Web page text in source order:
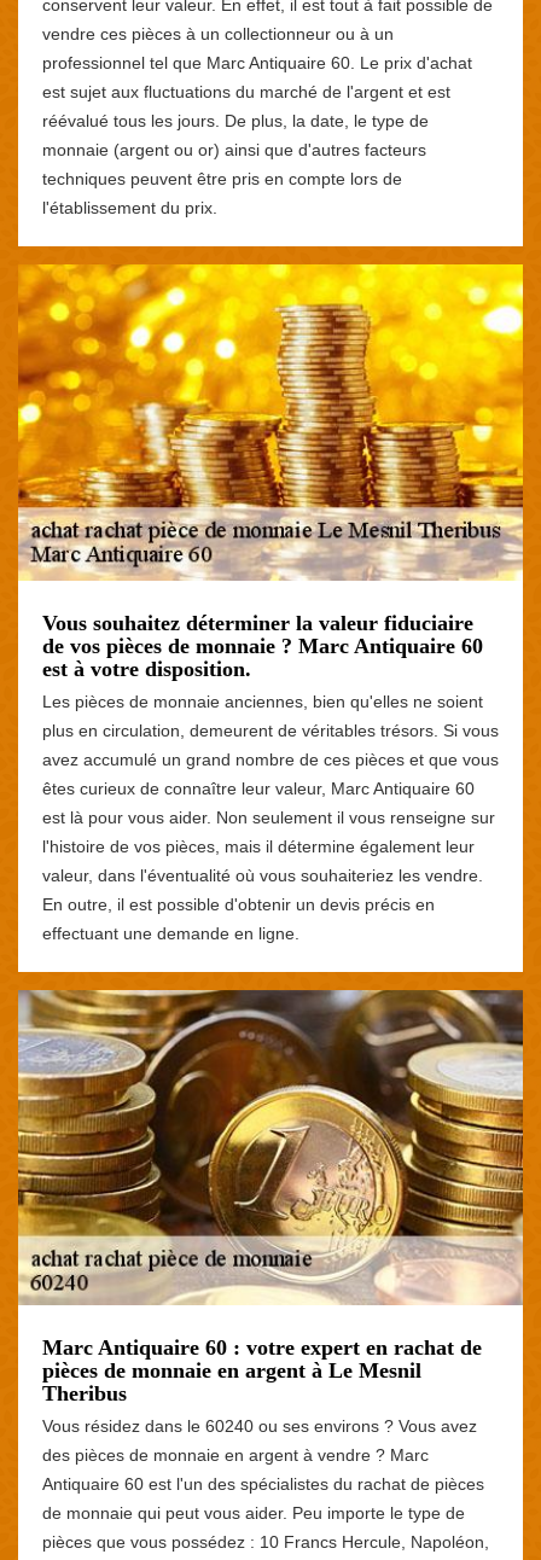
conservent leur valeur. En effet, il est tout à fait possible de
vendre ces pièces à un collectionneur ou à un
professionnel tel que Marc Antiquaire 60. Le prix d'achat
est sujet aux fluctuations du marché de l'argent et est
réévalué tous les jours. De plus, la date, le type de
monnaie (argent ou or) ainsi que d'autres facteurs
techniques peuvent être pris en compte lors de
l'établissement du prix.
Vous souhaitez déterminer la valeur fiduciaire
de vos pièces de monnaie ? Marc Antiquaire 60
est à votre disposition.
Les pièces de monnaie anciennes, bien qu'elles ne soient
plus en circulation, demeurent de véritables trésors. Si vous
avez accumulé un grand nombre de ces pièces et que vous
êtes curieux de connaître leur valeur, Marc Antiquaire 60
est là pour vous aider. Non seulement il vous renseigne sur
l'histoire de vos pièces, mais il détermine également leur
valeur, dans l'éventualité où vous souhaiteriez les vendre.
En outre, il est possible d'obtenir un devis précis en
effectuant une demande en ligne.
Marc Antiquaire 60 : votre expert en rachat de
pièces de monnaie en argent à Le Mesnil
Theribus
Vous résidez dans le 60240 ou ses environs ? Vous avez
des pièces de monnaie en argent à vendre ? Marc
Antiquaire 60 est l'un des spécialistes du rachat de pièces
de monnaie qui peut vous aider. Peu importe le type de
pièces que vous possédez : 10 Francs Hercule, Napoléon,